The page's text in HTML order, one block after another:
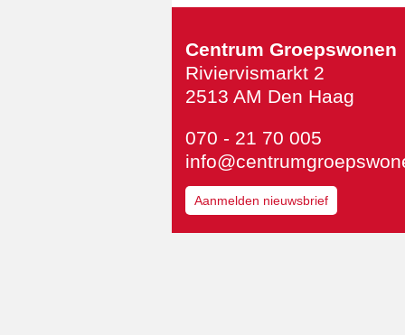
Centrum Groepswonen
Riviervismarkt 2
2513 AM Den Haag
070 - 21 70 005
Aanmelden nieuwsbrief